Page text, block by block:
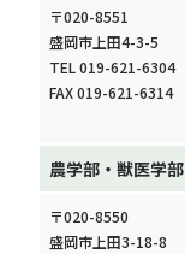
〒020-8551
盛岡市上田4-3-5
TEL 019-621-6304
FAX 019-621-6314
農学部・獣医学部
〒020-8550
盛岡市上田3-18-8